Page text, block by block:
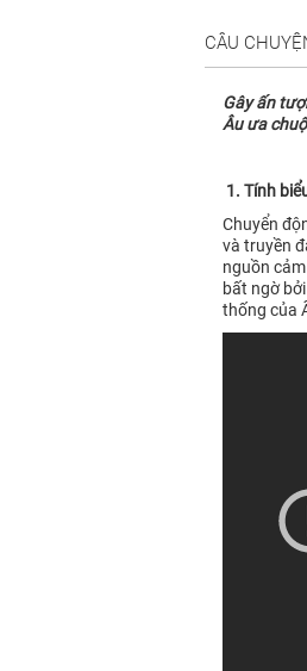
CÂU
Gây ấn
Âu ưa
1. Tính
Chuyển
và truyền
nguồn
bất ngờ
thống của